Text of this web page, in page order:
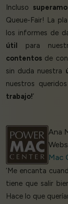
Incluso
Queue-Fair! La
los informes de
útil para
contentos de
sin duda nuestra
nuestros
trabajo!’
Ana
Mac
‘Me encanta
tiene que salir
Hace lo que